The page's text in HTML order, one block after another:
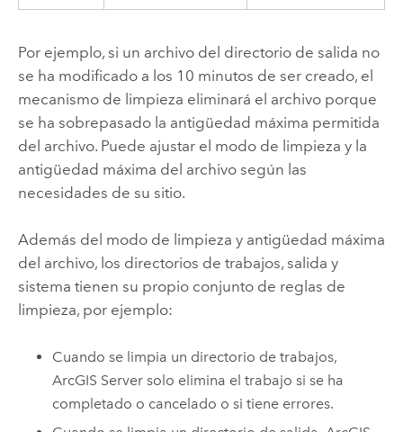
Por ejemplo, si un archivo del directorio de salida no
se ha modificado a los 10 minutos de ser creado, el
mecanismo de limpieza eliminará el archivo porque
se ha sobrepasado la antigüedad máxima permitida
del archivo. Puede ajustar el modo de limpieza y la
antigüedad máxima del archivo según las
necesidades de su sitio.
Además del modo de limpieza y antigüedad máxima
del archivo, los directorios de trabajos, salida y
sistema tienen su propio conjunto de reglas de
limpieza, por ejemplo:
Cuando se limpia un directorio de trabajos,
ArcGIS Server solo elimina el trabajo si se ha
completado o cancelado o si tiene errores.